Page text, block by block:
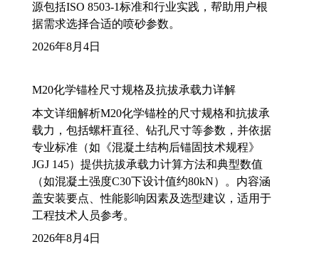
源包括ISO 8503-1标准和行业实践，帮助用户根
据需求选择合适的喷砂参数。
2026年8月4日
M20化学锚栓尺寸规格及抗拔承载力详解
本文详细解析M20化学锚栓的尺寸规格和抗拔承
载力，包括螺杆直径、钻孔尺寸等参数，并依据
专业标准（如《混凝土结构后锚固技术规程》
JGJ 145）提供抗拔承载力计算方法和典型数值
（如混凝土强度C30下设计值约80kN）。内容涵
盖安装要点、性能影响因素及选型建议，适用于
工程技术人员参考。
2026年8月4日